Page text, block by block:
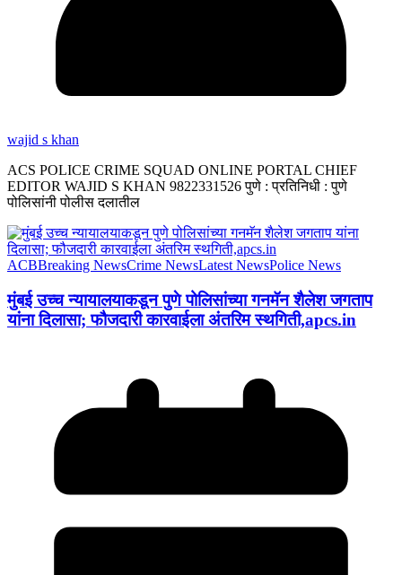
wajid s khan
ACS POLICE CRIME SQUAD ONLINE PORTAL CHIEF
EDITOR WAJID S KHAN 9822331526 पुणे : प्रतिनिधी : पुणे
पोलिसांनी पोलीस दलातील
ACBBreaking NewsCrime NewsLatest NewsPolice News
मुंबई उच्च न्यायालयाकडून पुणे पोलिसांच्या गनमॅन शैलेश जगताप
यांना दिलासा; फौजदारी कारवाईला अंतरिम स्थगिती,apcs.in